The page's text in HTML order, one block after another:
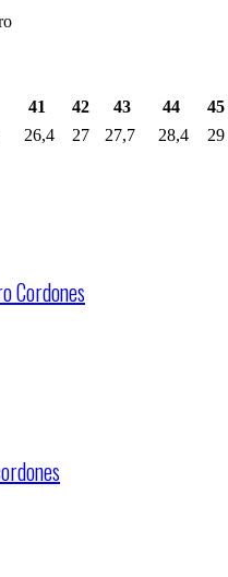
41 42 43 44
45
26,4 27 27,7 28,4 29
Cordones